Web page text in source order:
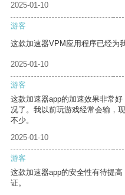
2025-01-10
游客
这款加速器VPM应用程序已经为
2025-01-10
游客
这款加速器app的加速效果非常
况了。我以前玩游戏经常会输，
不少。
2025-01-10
游客
这款加速器app的安全性有待提
证。